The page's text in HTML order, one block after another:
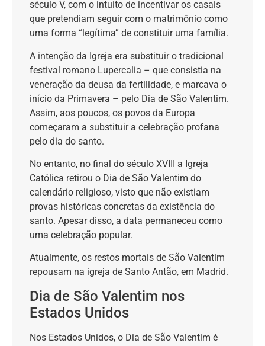
século V, com o intuito de incentivar os casais
que pretendiam seguir com o matrimônio como
uma forma “legítima” de constituir uma família.
A intenção da Igreja era substituir o tradicional
festival romano Lupercalia – que consistia na
veneração da deusa da fertilidade, e marcava o
início da Primavera – pelo Dia de São Valentim.
Assim, aos poucos, os povos da Europa
começaram a substituir a celebração profana
pelo dia do santo.
No entanto, no final do século XVIII a Igreja
Católica retirou o Dia de São Valentim do
calendário religioso, visto que não existiam
provas históricas concretas da existência do
santo. Apesar disso, a data permaneceu como
uma celebração popular.
Atualmente, os restos mortais de São Valentim
repousam na igreja de Santo Antão, em Madrid.
Dia de São Valentim nos
Estados Unidos
Nos Estados Unidos, o Dia de São Valentim é